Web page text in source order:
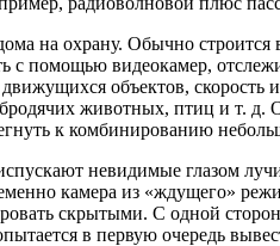
на охрану. Обычно строится
с помощью видеокамер,
объектов, скорость
животных, птиц и т. д.
к комбинированию
невидимые глазом
камера из «ждущего»
скрытыми. С одной
в первую очередь